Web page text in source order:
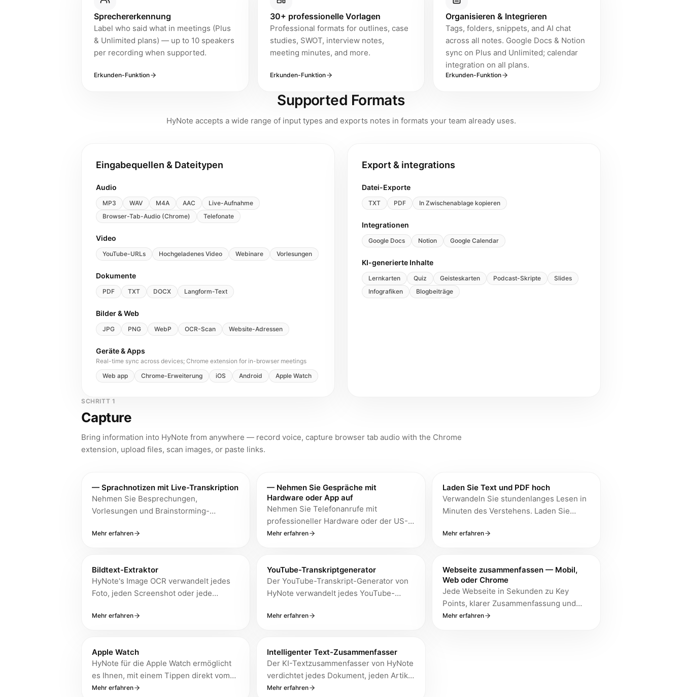
Sprechererkennung
Label who said what in meetings (Plus
& Unlimited plans) — up to 10 speakers
per recording when supported.
Erkunden-Funktion
30+ professionelle Vorlagen
Professional formats for outlines, case
studies, SWOT, interview notes,
meeting minutes, and more.
Erkunden-Funktion
Organisieren & Integrieren
Tags, folders, snippets, and AI chat
across all notes. Google Docs & Notion
sync on Plus and Unlimited; calendar
integration on all plans.
Erkunden-Funktion
Supported Formats
HyNote accepts a wide range of input types and exports notes in formats your team already uses.
Eingabequellen & Dateitypen
Audio
MP3 WAV M4A AAC
Live-Aufnahme
Browser-Tab-Audio (Chrome)
Telefonate
Video
YouTube-URLs Hochgeladenes Video Webinare Vorlesungen
Dokumente
PDF TXT DOCX Langform-Text
Bilder & Web
JPG PNG WebP OCR-Scan Website-Adressen
Geräte & Apps
Real-time sync across devices; Chrome extension for in-browser meetings
Web app
Chrome-Erweiterung iOS Android Apple Watch
Export & integrations
Datei-Exporte
TXT PDF In Zwischenablage kopieren
Integrationen
Google Docs Notion Google Calendar
KI-generierte Inhalte
Lernkarten Quiz Geisteskarten Podcast-Skripte
Slides
Infografiken
Blogbeiträge
SCHRITT 1
Capture
Bring information into HyNote from anywhere — record voice, capture browser tab audio with the Chrome
extension, upload files, scan images, or paste links.
— Sprachnotizen mit Live-Transkription
Nehmen Sie Besprechungen,
Vorlesungen und Brainstorming-
mit bis zu 99 % Genauigkeit bei klarer
Zusammenfassungen – keine Bots, keine
Unterbrechungen.
Mehr erfahren
— Nehmen Sie Gespräche mit
Hardware oder App auf
Nehmen Sie Telefonanrufe mit
professioneller Hardware oder der US-
Direktwahl-App auf. Modernste KI
Aktionspunkten, ganz ohne dass ein Bot
Ihrem Anruf beitritt.
Mehr erfahren
Laden Sie Text und PDF hoch
Verwandeln Sie stundenlanges Lesen in
Minuten des Verstehens. Laden Sie
hoch und erhalten Sie sofortige
neuesten Generation von KI.
Mehr erfahren
Bildtext-Extraktor
HyNote's Image OCR verwandelt jedes
Foto, jeden Screenshot oder jede
durchsuchbaren Text mit einer
die physische Dokumente digitalisieren,
Quittungen verarbeiten oder
Informationen aus visuellen Materialien
sofort extrahieren müssen.
Mehr erfahren
YouTube-Transkriptgenerator
Der YouTube-Transkript-Generator von
HyNote verwandelt jedes YouTube-
durchsuchbares Transkript und eine KI-
Informationen aus den über 500 Stunden
Video extrahieren müssen, die jede
Minute auf YouTube hochgeladen
werden (laut offiziellen YouTube-Daten).
Mehr erfahren
Webseite zusammenfassen — Mobil,
Web oder Chrome
Jede Webseite in Sekunden zu Key
Points, klarer Zusammenfassung und
nutzbaren Notizen — ohne den ganzen
Mehr erfahren
Apple Watch
HyNote für die Apple Watch ermöglicht
es Ihnen, mit einem Tippen direkt vom
Handgelenk aus Meetings, Vorlesungen
Mehr erfahren
Intelligenter Text-Zusammenfasser
Der KI-Textzusammenfasser von HyNote
verdichtet jedes Dokument, jeden Artikel
oder jede Forschungsarbeit in
Mehr erfahren